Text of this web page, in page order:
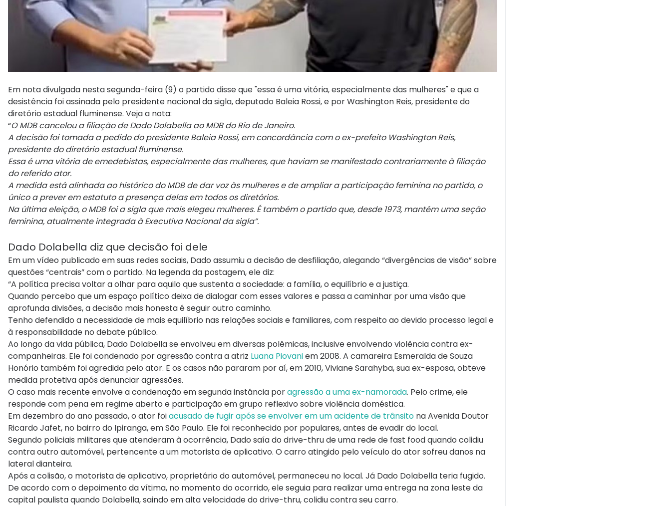
Em nota divulgada nesta segunda-feira (9) o partido disse que "essa é uma vitória, especialmente das mulheres" e que a
desistência foi assinada pelo presidente nacional da sigla, deputado Baleia Rossi, e por Washington Reis, presidente do
diretório estadual fluminense. Veja a nota:
“O MDB cancelou a filiação de Dado Dolabella ao MDB do Rio de Janeiro.
A decisão foi tomada a pedido do presidente Baleia Rossi, em concordância com o ex-prefeito Washington Reis,
presidente do diretório estadual fluminense.
Essa é uma vitória de emedebistas, especialmente das mulheres, que haviam se manifestado contrariamente à filiação
do referido ator.
A medida está alinhada ao histórico do MDB de dar voz às mulheres e de ampliar a participação feminina no partido, o
único a prever em estatuto a presença delas em todos os diretórios.
Na última eleição, o MDB foi a sigla que mais elegeu mulheres. É também o partido que, desde 1973, mantém uma seção
feminina, atualmente integrada à Executiva Nacional da sigla”.
Dado Dolabella diz que decisão foi dele
Em um vídeo publicado em suas redes sociais, Dado assumiu a decisão de desfiliação, alegando “divergências de visão” sobre
questões “centrais” com o partido. Na legenda da postagem, ele diz:
“A política precisa voltar a olhar para aquilo que sustenta a sociedade: a família, o equilíbrio e a justiça.
Quando percebo que um espaço político deixa de dialogar com esses valores e passa a caminhar por uma visão que
aprofunda divisões, a decisão mais honesta é seguir outro caminho.
Tenho defendido a necessidade de mais equilíbrio nas relações sociais e familiares, com respeito ao devido processo legal e
à responsabilidade no debate público.
Ao longo da vida pública, Dado Dolabella se envolveu em diversas polêmicas, inclusive envolvendo violência contra ex-
companheiras. Ele foi condenado por agressão contra a atriz Luana Piovaniem 2008. A camareira Esmeralda de Souza
Honório também foi agredida pelo ator. E os casos não pararam por aí, em 2010, Viviane Sarahyba, sua ex-esposa, obteve
medida protetiva após denunciar agressões.
O caso mais recente envolve a condenação em segunda instância poragressão a uma ex-namorada. Pelo crime, ele
responde com pena em regime aberto e participação em grupo reflexivo sobre violência doméstica.
Em dezembro do ano passado, o ator foiacusado de fugir após se envolver em um acidente de trânsito na Avenida Doutor
Ricardo Jafet, no bairro do Ipiranga, em São Paulo. Ele foi reconhecido por populares, antes de evadir do local.
Segundo policiais militares que atenderam à ocorrência, Dado saía do drive-thru de uma rede de fast food quando colidiu
contra outro automóvel, pertencente a um motorista de aplicativo. O carro atingido pelo veículo do ator sofreu danos na
lateral dianteira.
Após a colisão, o motorista de aplicativo, proprietário do automóvel, permaneceu no local. Já Dado Dolabella teria fugido.
De acordo com o depoimento da vítima, no momento do ocorrido, ele seguia para realizar uma entrega na zona leste da
capital paulista quando Dolabella, saindo em alta velocidade do drive-thru, colidiu contra seu carro.